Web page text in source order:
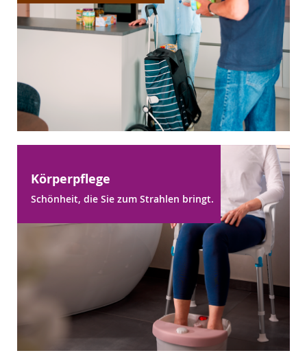
Körperpflege
Schönheit, die Sie zum Strahlen bringt.